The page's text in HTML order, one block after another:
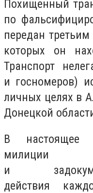
Похищенный
по
передан
которых он
Транспорт
и госномеров)
личных целях в
Донецкой
В настоящее
милиции
и
действия